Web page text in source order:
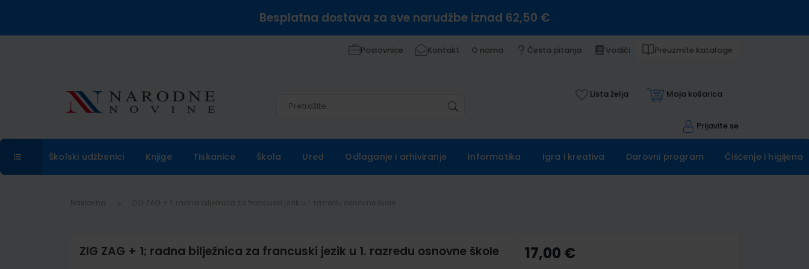
Besplatna dostava za sve narudžbe iznad 62,50 €
Poslovnice Kontakt O nama Česta pitanja Vodiči Preuzmite kataloge
Lista želja Moja košarica
Prijavite se
Školski udžbenici Knjige Tiskanice Škola Ured Odlaganje i arhiviranje Informatika Igra i kreativa Darovni program Čišćenje i higijena
Naslovna
ZIG ZAG + 1; radna bilježnica za francuski jezik u 1. razredu osnovne škole 17,00 €